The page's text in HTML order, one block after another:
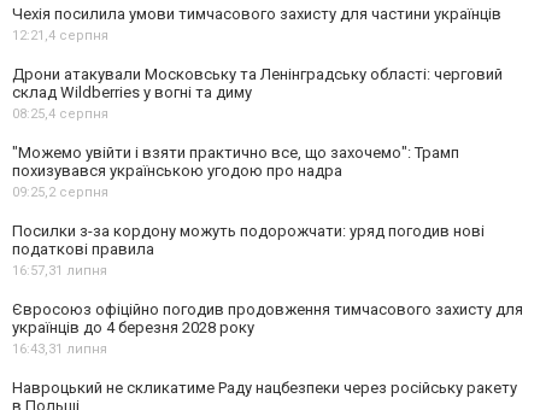
Чехія посилила умови тимчасового захисту для частини українців
12:21,4 серпня
Дрони атакували Московську та Ленінградську області: черговий
склад Wildberries у вогні та диму
08:25,4 серпня
"Можемо увійти і взяти практично все, що захочемо": Трамп
похизувався українською угодою про надра
09:25,2 серпня
Посилки з-за кордону можуть подорожчати: уряд погодив нові
податкові правила
16:57,31 липня
Євросоюз офіційно погодив продовження тимчасового захисту для
українців до 4 березня 2028 року
16:43,31 липня
Навроцький не скликатиме Раду нацбезпеки через російську ракету
в Польщі